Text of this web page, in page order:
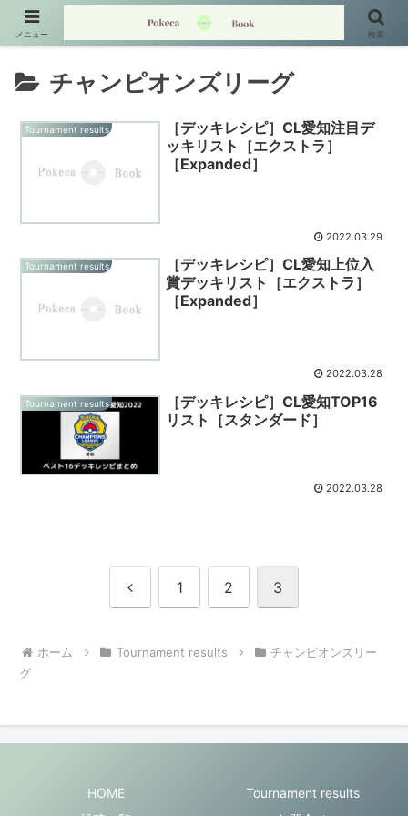
チャンピオンズリーグ
Tournament results
［デッキレシピ］CL愛知注目デ
ッキリスト［エクストラ］
［Expanded］
2022.03.29
Tournament results
［デッキレシピ］CL愛知上位入
賞デッキリスト［エクストラ］
［Expanded］
2022.03.28
Tournament results
［デッキレシピ］CL愛知TOP16
リスト［スタンダード］
2022.03.28
前 1 2 3
ホーム Tournament results
チャンピオンズリー
グ
HOME
Tournament results
メニュー 検索